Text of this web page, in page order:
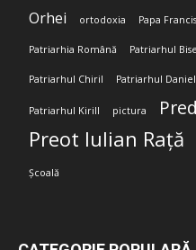
Orhei ortodoxia Papa
Patriarhia Română Patriarhul
Patriarhul Chiril Patriarhul Daniel
Patriarhul Kirill pictura
Preot Iulian Rață
Școală